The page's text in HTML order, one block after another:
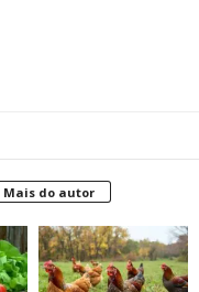
Mais do autor